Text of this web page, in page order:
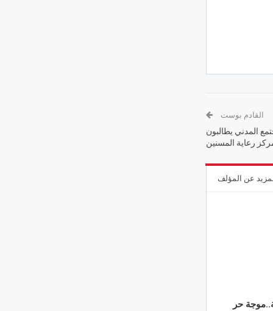
القادم بوست
المدني يطالبون
رعاية المسنين
عن المؤلف
درجة..موجة حر